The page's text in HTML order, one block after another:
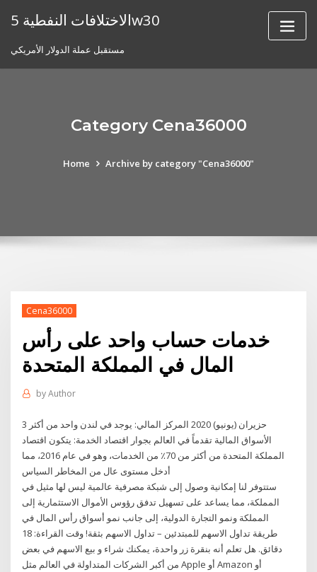
الاختلافات النفطية 5w30
مستقبل عملة الدولار الأمريكي
Category Cena36000
Home Archive by category "Cena36000"
Cena36000
خدمات حساب واحد على رأس
المال في المملكة المتحدة
byAuthor
3 حزيران (يونيو) 2020 المركز المالي: يوجد في لندن واحد من أكثر
الأسواق المالية تقدماً في العالم بجوار اقتصاد الخدمة: يتكون اقتصاد
المملكة المتحدة من أكثر من 70٪ من الخدمات، وهو في عام 2016، مما
أدخل مستوى عال من المخاطر السياس
ستتوفر لنا إمكانية وصول إلى شبكة مصرفية عالمية ليس لها مثيل في
المملكة، مما يساعد على تسهيل تدفق رؤوس الأموال الاستثمارية إلى
المملكة ونمو التجارة الدولية، إلى جانب نمو أسواق رأس المال في
طريقة تداول الاسهم للمبتدئين – تداول الاسهم بثقة! وقت القراءة: 18
دقائق. هل تعلم أنه بنقرة زر واحدة، يمكنك شراء و بيع الاسهم في بعض
من أكبر الشركات المتداولة في العالم مثل Apple أو Amazon أو